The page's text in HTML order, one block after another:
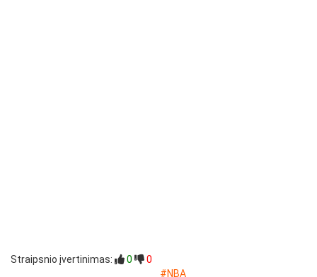
Straipsnio įvertinimas: 0
0
#NBA